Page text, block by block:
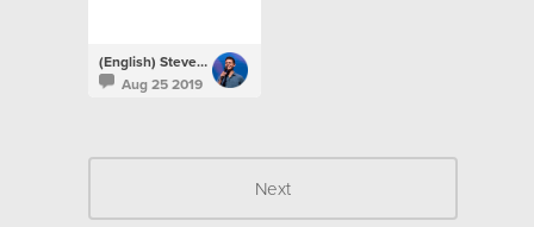
(English) Steven Richards
Aug 25 2019
Next